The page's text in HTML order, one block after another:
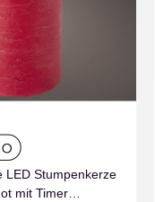
LED Stumpenkerze
mit Timer